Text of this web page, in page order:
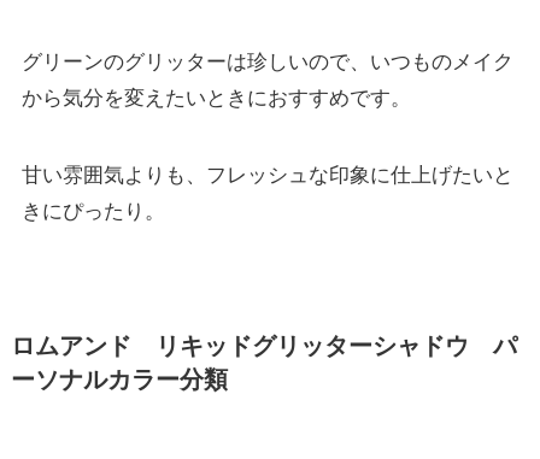
グリーンのグリッターは珍しいので、いつものメイク
から気分を変えたいときにおすすめです。
甘い雰囲気よりも、フレッシュな印象に仕上げたいと
きにぴったり。
ロムアンド リキッドグリッターシャドウ パ
ーソナルカラー分類